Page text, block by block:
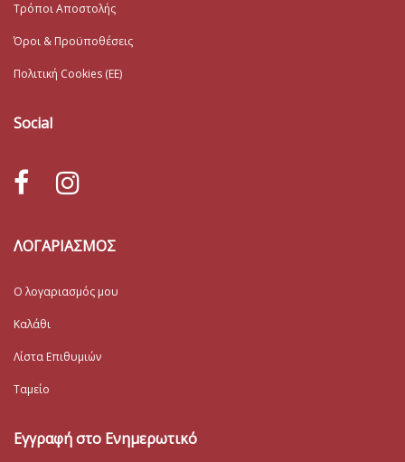
Τρόποι Αποστολής
Όροι & Προϋποθέσεις
Πολιτική Cookies (ΕΕ)
Social
ΛΟΓΑΡΙΑΣΜΟΣ
Ο λογαριασμός μου
Καλάθι
Λίστα Επιθυμιών
Ταμείο
Εγγραφή στο Ενημερωτικό